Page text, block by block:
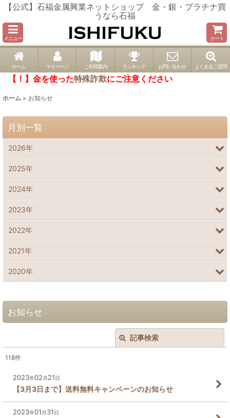
【公式】石福金属興業ネットショップ 金・銀・プラチナ買
うなら石福
メニュー カート
ホーム マイページ ご利用案内 ランキング お問い合わせ よくあるご質問
【！】金を使った特殊詐欺にご注意ください
ホーム > お知らせ
お知らせ
記事検索
カテゴリ :
118件
2023年02 月 21日
【3月3日まで】送料無料キャンペーンのお知らせ
2023年01 月 31日
月別一覧
2026年
2025年
2024年
2023年
2022年
2021年
2020年